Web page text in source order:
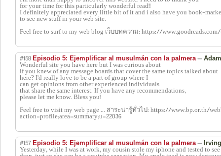
for your time for this particularly wonderful read!!
I definitely appreciated every little bit of it and i also have you book-
to see new stuff in your web site.
Feel free to surf to my web blog เว็บบทความ: https://
#158 Episodio 5: Ejemplificar al musulmán con la palmera— Adam
Wonderful site you have here but I was curious about
if you knew of any message boards that cover the same topics talked about
here? I'd really love to be a part of group where I
can get opinions from other experienced individuals
that share the same interest. If you have any recommendations,
please let me know. Bless you!
Feel free to visit my web page ... สาระน่ารู้ทั่วไป: https://www.bp.or.th/
action=profile;area=summary;u=22036
#157 Episodio 5: Ejemplificar al musulmán con la palmera— Irving
Yesterday, while I was at work, my cousin stole my iphone and tested to